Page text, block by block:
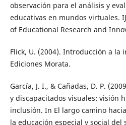
observación para el análisis y
educativas en mundos virtuales.
of Educational Research and
Flick, U. (2004). Introducción a la
Ediciones Morata.
García, J. I., & Cañadas, D. P.
y discapacitados visuales: visión
inclusión. In El largo camino
la educación especial y social del